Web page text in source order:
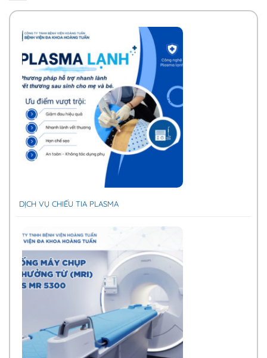
DỊCH VỤ CHIẾU TIA PLASMA